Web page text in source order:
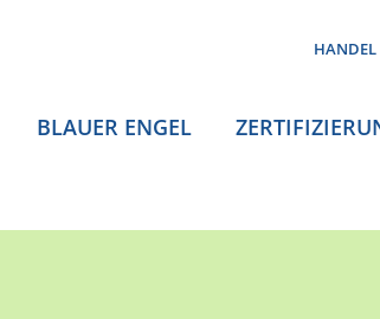
HANDEL
BLAUER ENGEL